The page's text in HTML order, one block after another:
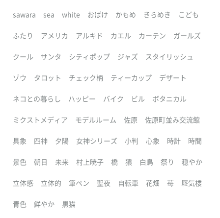
sawara sea white おばけ かもめ きらめき こども
ふたり アメリカ アルキド カエル カーテン ガールズ
クール サンタ シティポップ ジャズ スタイリッシュ
ゾウ タロット チェック柄 ティーカップ デザート
ネコとの暮らし ハッピー バイク ビル ボタニカル
ミクストメディア モデルルーム 佐原 佐原町並み交流館
具象 四神 夕陽 女神シリーズ 小判 心象 時計 時間
景色 朝日 未来 村上暁子 橋 猿 白鳥 祭り 穏やか
立体感 立体的 筆ペン 聖夜 自転車 花畑 苺 蜃気楼
青色 鮮やか 黒猫